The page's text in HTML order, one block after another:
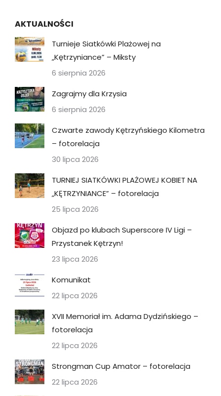
AKTUALNOŚCI
Turnieje Siatkówki Plażowej na
„Kętrzyniance” – Miksty
6 sierpnia 2026
Zagrajmy dla Krzysia
6 sierpnia 2026
Czwarte zawody Kętrzyńskiego Kilometra
– fotorelacja
30 lipca 2026
TURNIEJ SIATKÓWKI PLAŻOWEJ KOBIET NA
„KĘTRZYNIANCE” – fotorelacja
25 lipca 2026
Objazd po klubach Superscore IV Ligi –
Przystanek Kętrzyn!
23 lipca 2026
Komunikat
22 lipca 2026
XVII Memoriał im. Adama Dydzińskiego –
fotorelacja
22 lipca 2026
Strongman Cup Amator – fotorelacja
22 lipca 2026